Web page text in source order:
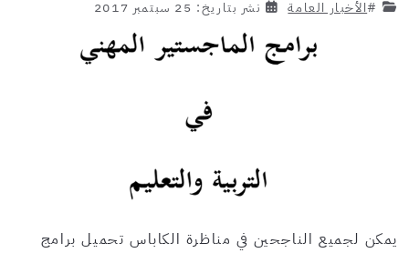
#الأخبار العامة نشر بتاريخ: 25 سبتمبر 2017
يمكن لجميع الناجحين في مناظرة الكاباس تحميل برامج